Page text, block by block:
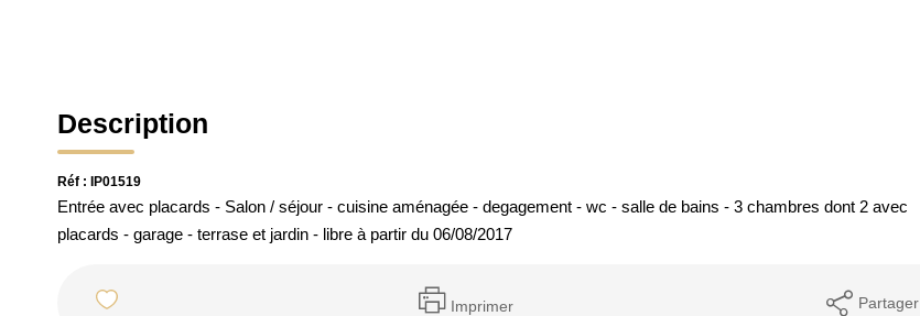
Description
Réf : IP01519
Entrée avec placards - Salon / séjour - cuisine aménagée - degagement - wc - salle de bains - 3 chambres dont 2 avec
placards - garage - terrase et jardin - libre à partir du 06/08/2017
Imprimer Partager